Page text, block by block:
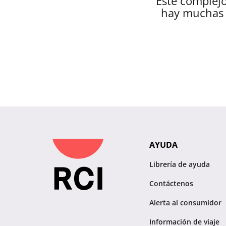
hay
AYUDA
Librería de ayuda
Contáctenos
Alerta al consumidor
Información de viaje